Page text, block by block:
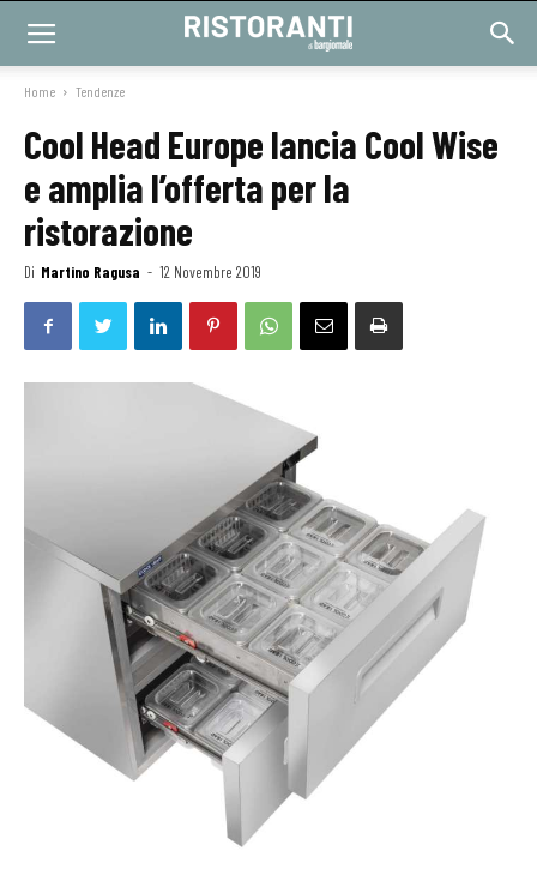
Home Tendenze
Cool Head Europe lancia Cool Wise
e amplia l’offerta per la
ristorazione
Di Martino Ragusa - 12 Novembre 2019